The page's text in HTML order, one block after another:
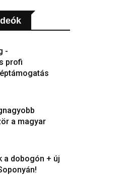
-
profi
a magyar
a dobogón + új